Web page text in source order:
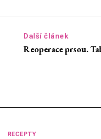
Další článek
Reoperace prsou.
RECEPTY